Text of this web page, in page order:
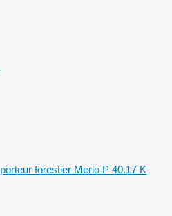
porteur forestier Merlo P 40.17 K